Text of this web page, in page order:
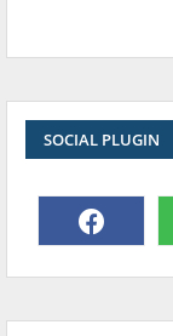
SOCIAL PLUGIN